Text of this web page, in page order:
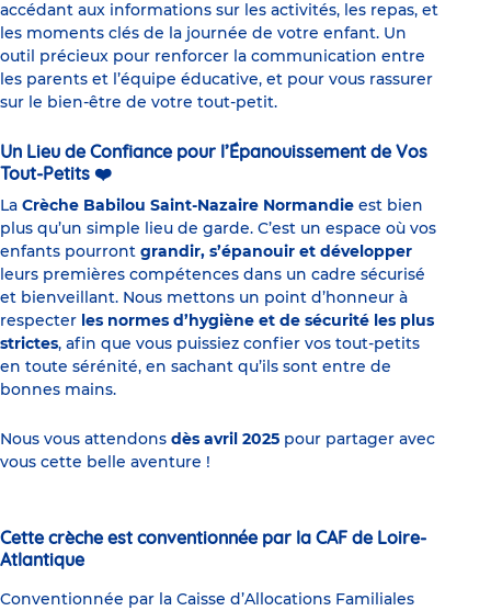
accédant aux informations sur les activités, les repas, et
les moments clés de la journée de votre enfant. Un
outil précieux pour renforcer la communication entre
les parents et l’équipe éducative, et pour vous rassurer
sur le bien-être de votre tout-petit.
Un Lieu de Confiance pour l’Épanouissement de Vos
Tout-Petits ❤️
La Crèche Babilou Saint-Nazaire Normandie est bien
plus qu’un simple lieu de garde. C’est un espace où vos
enfants pourront grandir, s’épanouir et développer
leurs premières compétences dans un cadre sécurisé
et bienveillant. Nous mettons un point d’honneur à
respecter les normes d’hygiène et de sécurité les plus
strictes, afin que vous puissiez confier vos tout-petits
en toute sérénité, en sachant qu’ils sont entre de
bonnes mains.
Nous vous attendons dès avril 2025 pour partager avec
vous cette belle aventure !
Cette crèche est conventionnée par la CAF de Loire-
Atlantique
Conventionnée par la Caisse d’Allocations Familiales